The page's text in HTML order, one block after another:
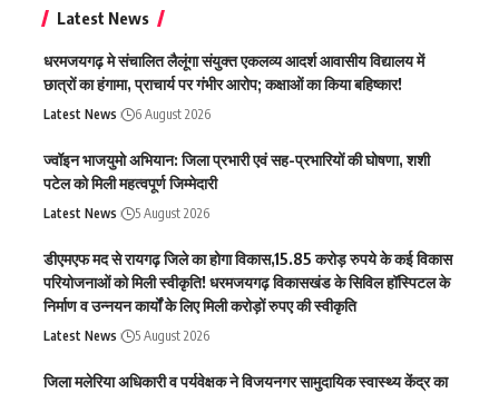
Latest News
धरमजयगढ़ मे संचालित लैलूंगा संयुक्त एकलव्य आदर्श आवासीय विद्यालय में
छात्रों का हंगामा, प्राचार्य पर गंभीर आरोप; कक्षाओं का किया बहिष्कार!
Latest News 6 August 2026
ज्वॉइन भाजयुमो अभियान: जिला प्रभारी एवं सह-प्रभारियों की घोषणा, शशी
पटेल को मिली महत्वपूर्ण जिम्मेदारी
Latest News 5 August 2026
डीएमएफ मद से रायगढ़ जिले का होगा विकास,15.85 करोड़ रुपये के कई विकास
परियोजनाओं को मिली स्वीकृति! धरमजयगढ़ विकासखंड के सिविल हॉस्पिटल के
निर्माण व उन्नयन कार्यों के लिए मिली करोड़ों रुपए की स्वीकृति
Latest News 5 August 2026
जिला मलेरिया अधिकारी व पर्यवेक्षक ने विजयनगर सामुदायिक स्वास्थ्य केंद्र का